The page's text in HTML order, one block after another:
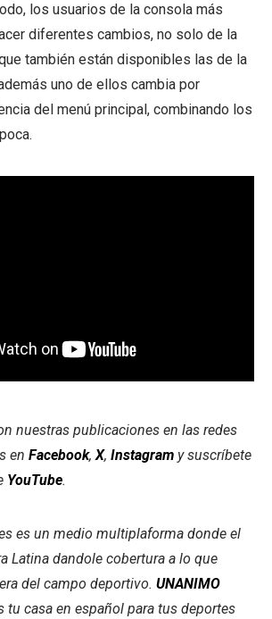
los usuarios de la consola más
diferentes cambios, no solo de la
también están disponibles las de la
uno de ellos cambia por
del menú principal, combinando los
nuestras publicaciones en las redes
en Facebook,X, Instagram y suscríbete
YouTube.
es un medio multiplaforma donde el
Latina dandole cobertura a lo que
del campo deportivo. UNANIMO
tu casa en español para tus deportes